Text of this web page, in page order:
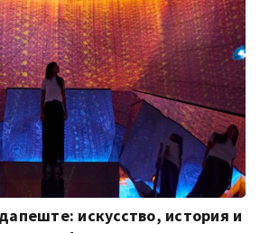
искусство, история и